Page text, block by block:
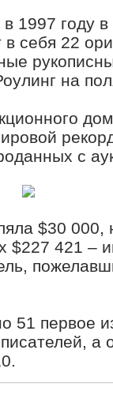
1997 году в
в себя 22
на
с
$30 000,
$227 421 –
51 первое
а